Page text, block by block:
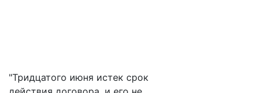
"Тридцатого июня истек срок